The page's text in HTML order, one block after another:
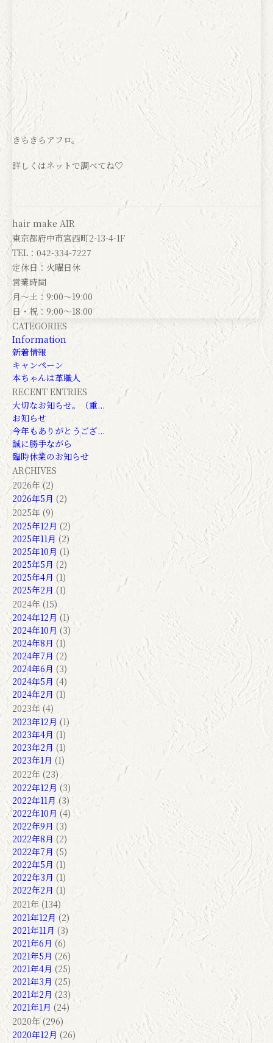
きらきらアフロ。
詳しくはネットで調べてね♡
hair make AIR
東京都府中市宮西町2-13-4-1F
TEL：042-334-7227
定休日：火曜日休
営業時間
月～土：9:00～19:00
日・祝：9:00～18:00
CATEGORIES
Information
新着情報
キャンペーン
本ちゃんは革職人
RECENT ENTRIES
大切なお知らせ。（重...
お知らせ
今年もありがとうござ...
誠に勝手ながら
臨時休業のお知らせ
ARCHIVES
2026年 (2)
2026年5月 (2)
2025年 (9)
2025年12月 (2)
2025年11月 (2)
2025年10月 (1)
2025年5月 (2)
2025年4月 (1)
2025年2月 (1)
2024年 (15)
2024年12月 (1)
2024年10月 (3)
2024年8月 (1)
2024年7月 (2)
2024年6月 (3)
2024年5月 (4)
2024年2月 (1)
2023年 (4)
2023年12月(1)
2023年4月 (1)
2023年2月 (1)
2023年1月 (1)
2022年 (23)
2022年12月 (3)
2022年11月 (3)
2022年10月 (4)
2022年9月 (3)
2022年8月(2)
2022年7月 (5)
2022年5月 (1)
2022年3月 (1)
2022年2月 (1)
2021年 (134)
2021年12月 (2)
2021年11月 (3)
2021年6月 (6)
2021年5月 (26)
2021年4月 (25)
2021年3月 (25)
2021年2月 (23)
2021年1月 (24)
2020年 (296)
2020年12月 (26)